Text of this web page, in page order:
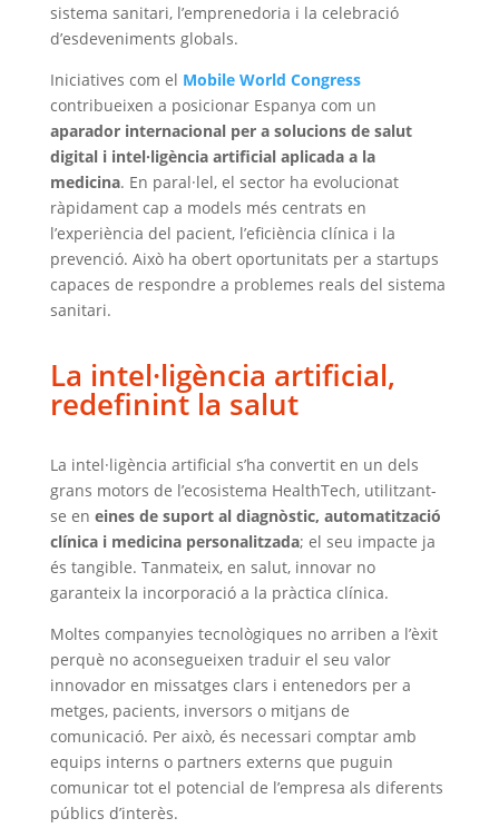
sistema sanitari, l’emprenedoria i la celebració
d’esdeveniments globals.
Iniciatives com el Mobile World Congress
contribueixen a posicionar Espanya com un
aparador internacional per a solucions de salut
digital i intel·ligència artificial aplicada a la
medicina. En paral·lel, el sector ha evolucionat
ràpidament cap a models més centrats en
l’experiència del pacient, l’eficiència clínica i la
prevenció. Això ha obert oportunitats per a startups
capaces de respondre a problemes reals del sistema
sanitari.
La intel·ligència artificial,
redefinint la salut
La intel·ligència artificial s’ha convertit en un dels
grans motors de l’ecosistema HealthTech, utilitzant-
se en eines de suport al diagnòstic, automatització
clínica i medicina personalitzada; el seu impacte ja
és tangible. Tanmateix, en salut, innovar no
garanteix la incorporació a la pràctica clínica.
Moltes companyies tecnològiques no arriben a l’èxit
perquè no aconsegueixen traduir el seu valor
innovador en missatges clars i entenedors per a
metges, pacients, inversors o mitjans de
comunicació. Per això, és necessari comptar amb
equips interns o partners externs que puguin
comunicar tot el potencial de l’empresa als diferents
públics d’interès.